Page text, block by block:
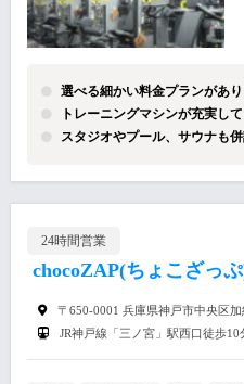
選べる細かい料金プランがあり
トレーニングマシンが充実して
スタジオやプール、サウナも併
24時間営業
chocoZAP(ちょこざっ
〒650-0001 兵庫県神戸市中央区
JR神戸線「三ノ宮」駅西口徒歩10